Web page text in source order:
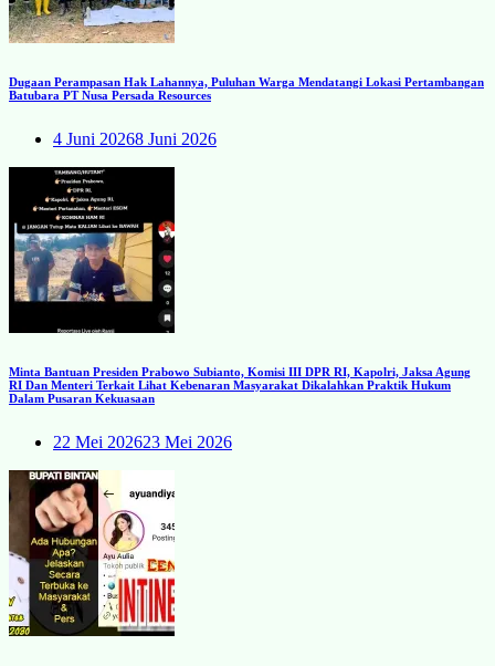
Dugaan Perampasan Hak Lahannya, Puluhan Warga Mendatangi Lokasi Pertambangan
Batubara PT Nusa Persada Resources
4 Juni 20268 Juni 2026
Minta Bantuan Presiden Prabowo Subianto, Komisi III DPR RI, Kapolri, Jaksa Agung
RI Dan Menteri Terkait Lihat Kebenaran Masyarakat Dikalahkan Praktik Hukum
Dalam Pusaran Kekuasaan
22 Mei 202623 Mei 2026